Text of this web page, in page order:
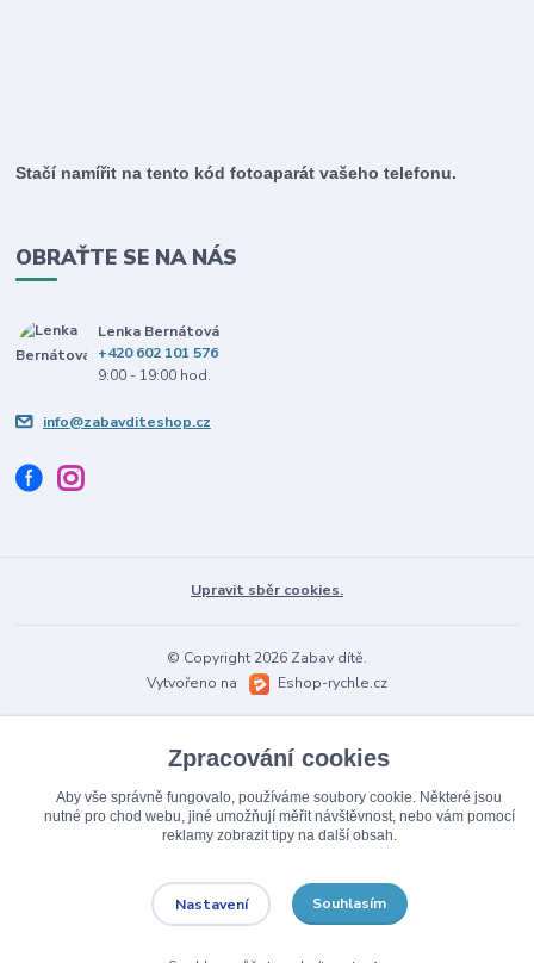
Stačí namířit na tento kód fotoaparát vašeho telefonu.
OBRAŤTE SE NA NÁS
Lenka Bernátová
+420 602 101 576
9:00 - 19:00 hod.
info@zabavditeshop.cz
Upravit sběr cookies.
© Copyright 2026 Zabav dítě.
Vytvořeno na
Eshop-rychle.cz
Zpracování cookies
Aby vše správně fungovalo, používáme soubory cookie. Některé jsou
nutné pro chod webu, jiné umožňují měřit návštěvnost, nebo vám pomocí
reklamy zobrazit tipy na další obsah.
Nastavení Souhlasím